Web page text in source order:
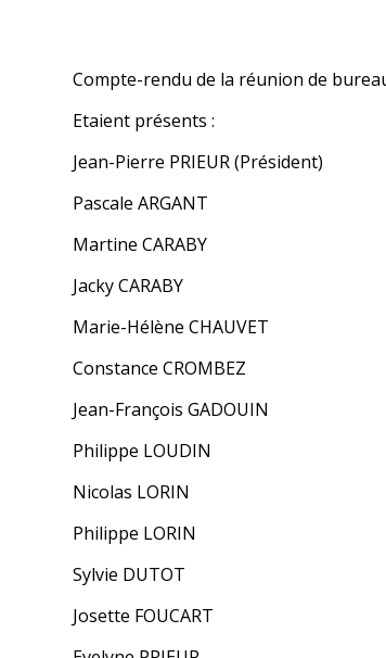
Compte-rendu de la réunion de
Etaient présents :
Jean-Pierre PRIEUR (Président)
Pascale ARGANT
Martine CARABY
Jacky CARABY
Marie-Hélène CHAUVET
Constance CROMBEZ
Jean-François GADOUIN
Philippe LOUDIN
Nicolas LORIN
Philippe LORIN
Sylvie DUTOT
Josette FOUCART